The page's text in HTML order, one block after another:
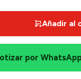
Añadir al
por